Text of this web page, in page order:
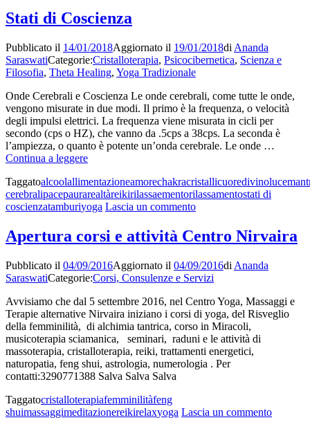
petali”
spirituale
“Il
dai
mille
petali”
Stati di Coscienza
Pubblicato il 14/01/2018Aggiornato il 19/01/2018di Ananda
SaraswatiCategorie:Cristalloterapia, Psicocibernetica, Scienza e
Filosofia, Theta Healing, Yoga Tradizionale
Onde Cerebrali e Coscienza Le onde cerebrali, come tutte le onde,
vengono misurate in due modi. Il primo è la frequenza, o velocità
degli impulsi elettrici. La frequenza viene misurata in cicli per
secondo (cps o HZ), che vanno da .5cps a 38cps. La seconda è
l’ampiezza, o quanto è potente un’onda cerebrale. Le onde …
Continua a leggereStati
Coscienza
Taggatoalcoolallimentazioneamorechakracristallicuoredivinoluce
cerebralipacepaurarealtàreikirilassaementorilassamentostati di
coscienzatamburiyoga Lascia un commentosu
Coscienza
Apertura corsi e attività Centro Nirvaira
Pubblicato il 04/09/2016Aggiornato il 04/09/2016di Ananda
SaraswatiCategorie:Corsi, Consulenze e Servizi
Avvisiamo che dal 5 settembre 2016, nel Centro Yoga, Massaggi e
Terapie alternative Nirvaira iniziano i corsi di yoga, del Risveglio
della femminilità, di alchimia tantrica, corso in Miracoli,
musicoterapia sciamanica, seminari, raduni e le attività di
massoterapia, cristalloterapia, reiki, trattamenti energetici,
naturopatia, feng shui, astrologia, numerologia . Per
contatti:3290771388 Salva Salva Salva
Taggatocristalloterapiafemminilitàfeng
shuimassaggimeditazionereikirelaxyoga Lascia un commentosu